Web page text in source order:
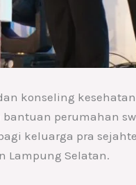
konseling
perumahan
keluarga pra
Lampung Selatan.